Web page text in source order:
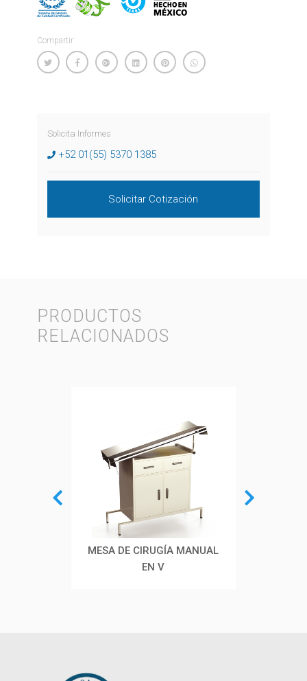
Compartir:
Solicita Informes
+52 01(55) 5370 1385
Solicitar Cotización
PRODUCTOS
RELACIONADOS
MESA DE CIRUGÍA MANUAL
EN V